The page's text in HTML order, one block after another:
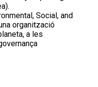
Social, and
organització
a les